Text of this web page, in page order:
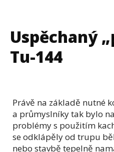
Uspěchaný
Tu-144
Právě na základě nutné
a průmyslníky tak bylo
problémy s použitím
se odklápěly od trupu
nebo stavbě tepelně